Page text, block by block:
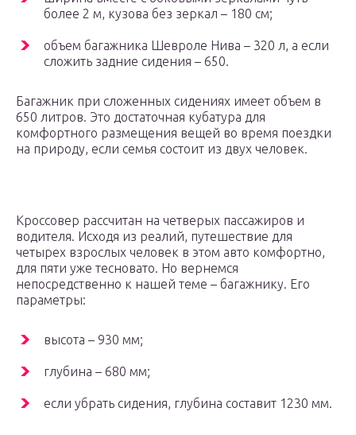
более 2 м, кузова без зеркал – 180 см;
объем багажника Шевроле Нива – 320 л, а если
сложить задние сидения – 650.
Багажник при сложенных сидениях имеет объем в
650 литров. Это достаточная кубатура для
комфортного размещения вещей во время поездки
на природу, если семья состоит из двух человек.
Кроссовер рассчитан на четверых пассажиров и
водителя. Исходя из реалий, путешествие для
четырех взрослых человек в этом авто комфортно,
для пяти уже тесновато. Но вернемся
непосредственно к нашей теме – багажнику. Его
параметры:
высота – 930 мм;
глубина – 680 мм;
если убрать сидения, глубина составит 1230 мм.